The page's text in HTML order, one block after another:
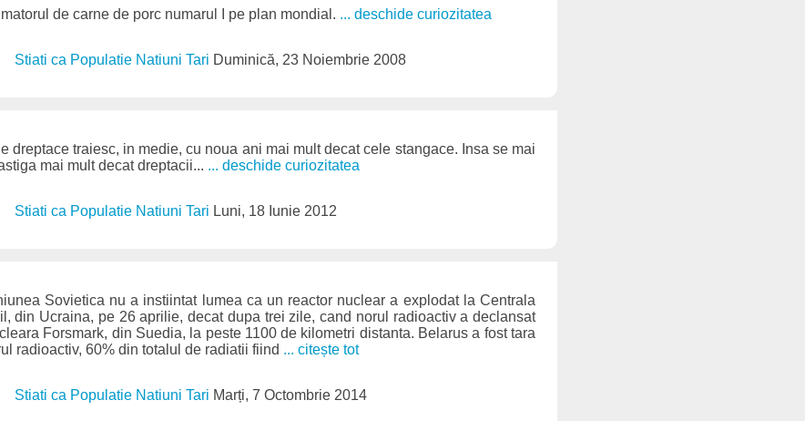
de carne de porc numarul I pe plan mondial. ... deschide curiozitatea
Stiati ca Populatie Natiuni Tari Duminică, 23 Noiembrie 2008
dreptace traiesc, in medie, cu noua ani mai mult decat cele stangace. Insa se mai
mai mult decat dreptacii... ... deschide curiozitatea
Stiati ca Populatie Natiuni Tari Luni, 18 Iunie 2012
Sovietica nu a instiintat lumea ca un reactor nuclear a explodat la Centrala
din Ucraina, pe 26 aprilie, decat dupa trei zile, cand norul radioactiv a declansat
Forsmark, din Suedia, la peste 1100 de kilometri distanta. Belarus a fost tara
radioactiv, 60% din totalul de radiatii fiind ... citește tot
Stiati ca Populatie Natiuni Tari Marți, 7 Octombrie 2014